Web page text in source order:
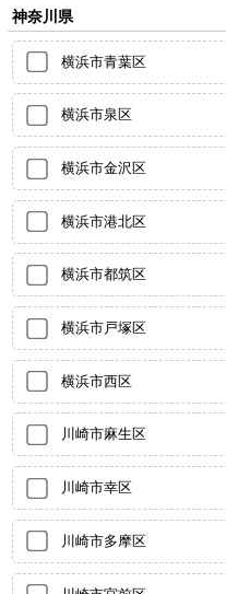
神奈川県
横浜市青葉区
横浜市泉区
横浜市金沢区
横浜市港北区
横浜市都筑区
横浜市戸塚区
横浜市西区
川崎市麻生区
川崎市幸区
川崎市多摩区